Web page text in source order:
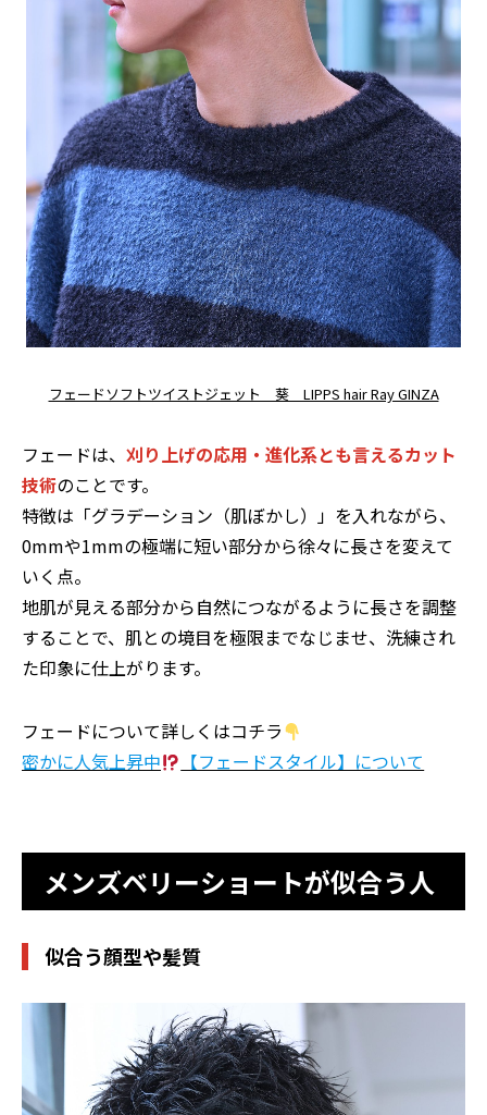
フェードソフトツイストジェット 葵 LIPPS hair Ray GINZA
フェードは、 刈り上げの応用・進化系とも言えるカット
技術のことです。
特徴は「グラデーション（肌ぼかし）」を入れながら、
0mmや1mmの極端に短い部分から徐々に長さを変えて
いく点。
地肌が見える部分から自然につながるように長さを調整
することで、肌との境目を極限までなじませ、洗練され
た印象に仕上がります。
フェードについて詳しくはコチラ
密かに人気上昇中
【フェードスタイル】について
メンズベリーショートが似合う人
似合う顔型や髪質